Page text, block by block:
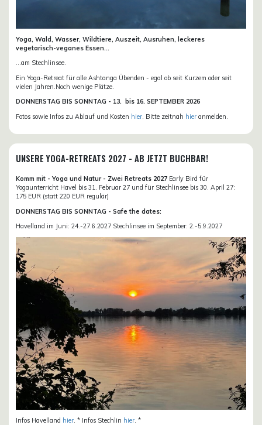
Yoga, Wald, Wasser, Wildtiere, Auszeit, Ausruhen, leckeres
vegetarisch-veganes Essen...
...am Stechlinsee.
Ein Yoga-Retreat für alle Ashtanga Übenden - egal ob seit Kurzem oder seit
vielen Jahren.Noch wenige Plätze.
DONNERSTAG BIS SONNTAG - 13. bis 16. SEPTEMBER 2026
Fotos sowie Infos zu Ablauf und Kosten hier . Bitte zeitnah hier anmelden.
UNSERE YOGA-RETREATS 2027 - AB JETZT BUCHBAR!
Komm mit - Yoga und Natur - Zwei Retreats 2027 Early Bird für
Yogaunterricht Havel bis 31. Februar 27 und für Stechlinsee bis 30. April 27:
175 EUR (statt 220 EUR regulär)
DONNERSTAG BIS SONNTAG - Safe the dates:
Havelland im Juni: 24.-27.6.2027 Stechlinsee im September: 2.-5.9.2027
Infos Havelland hier . * Infos Stechlin hier . *